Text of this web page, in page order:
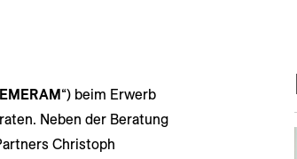
“) beim Erwerb
Neben der Beratung
Christoph